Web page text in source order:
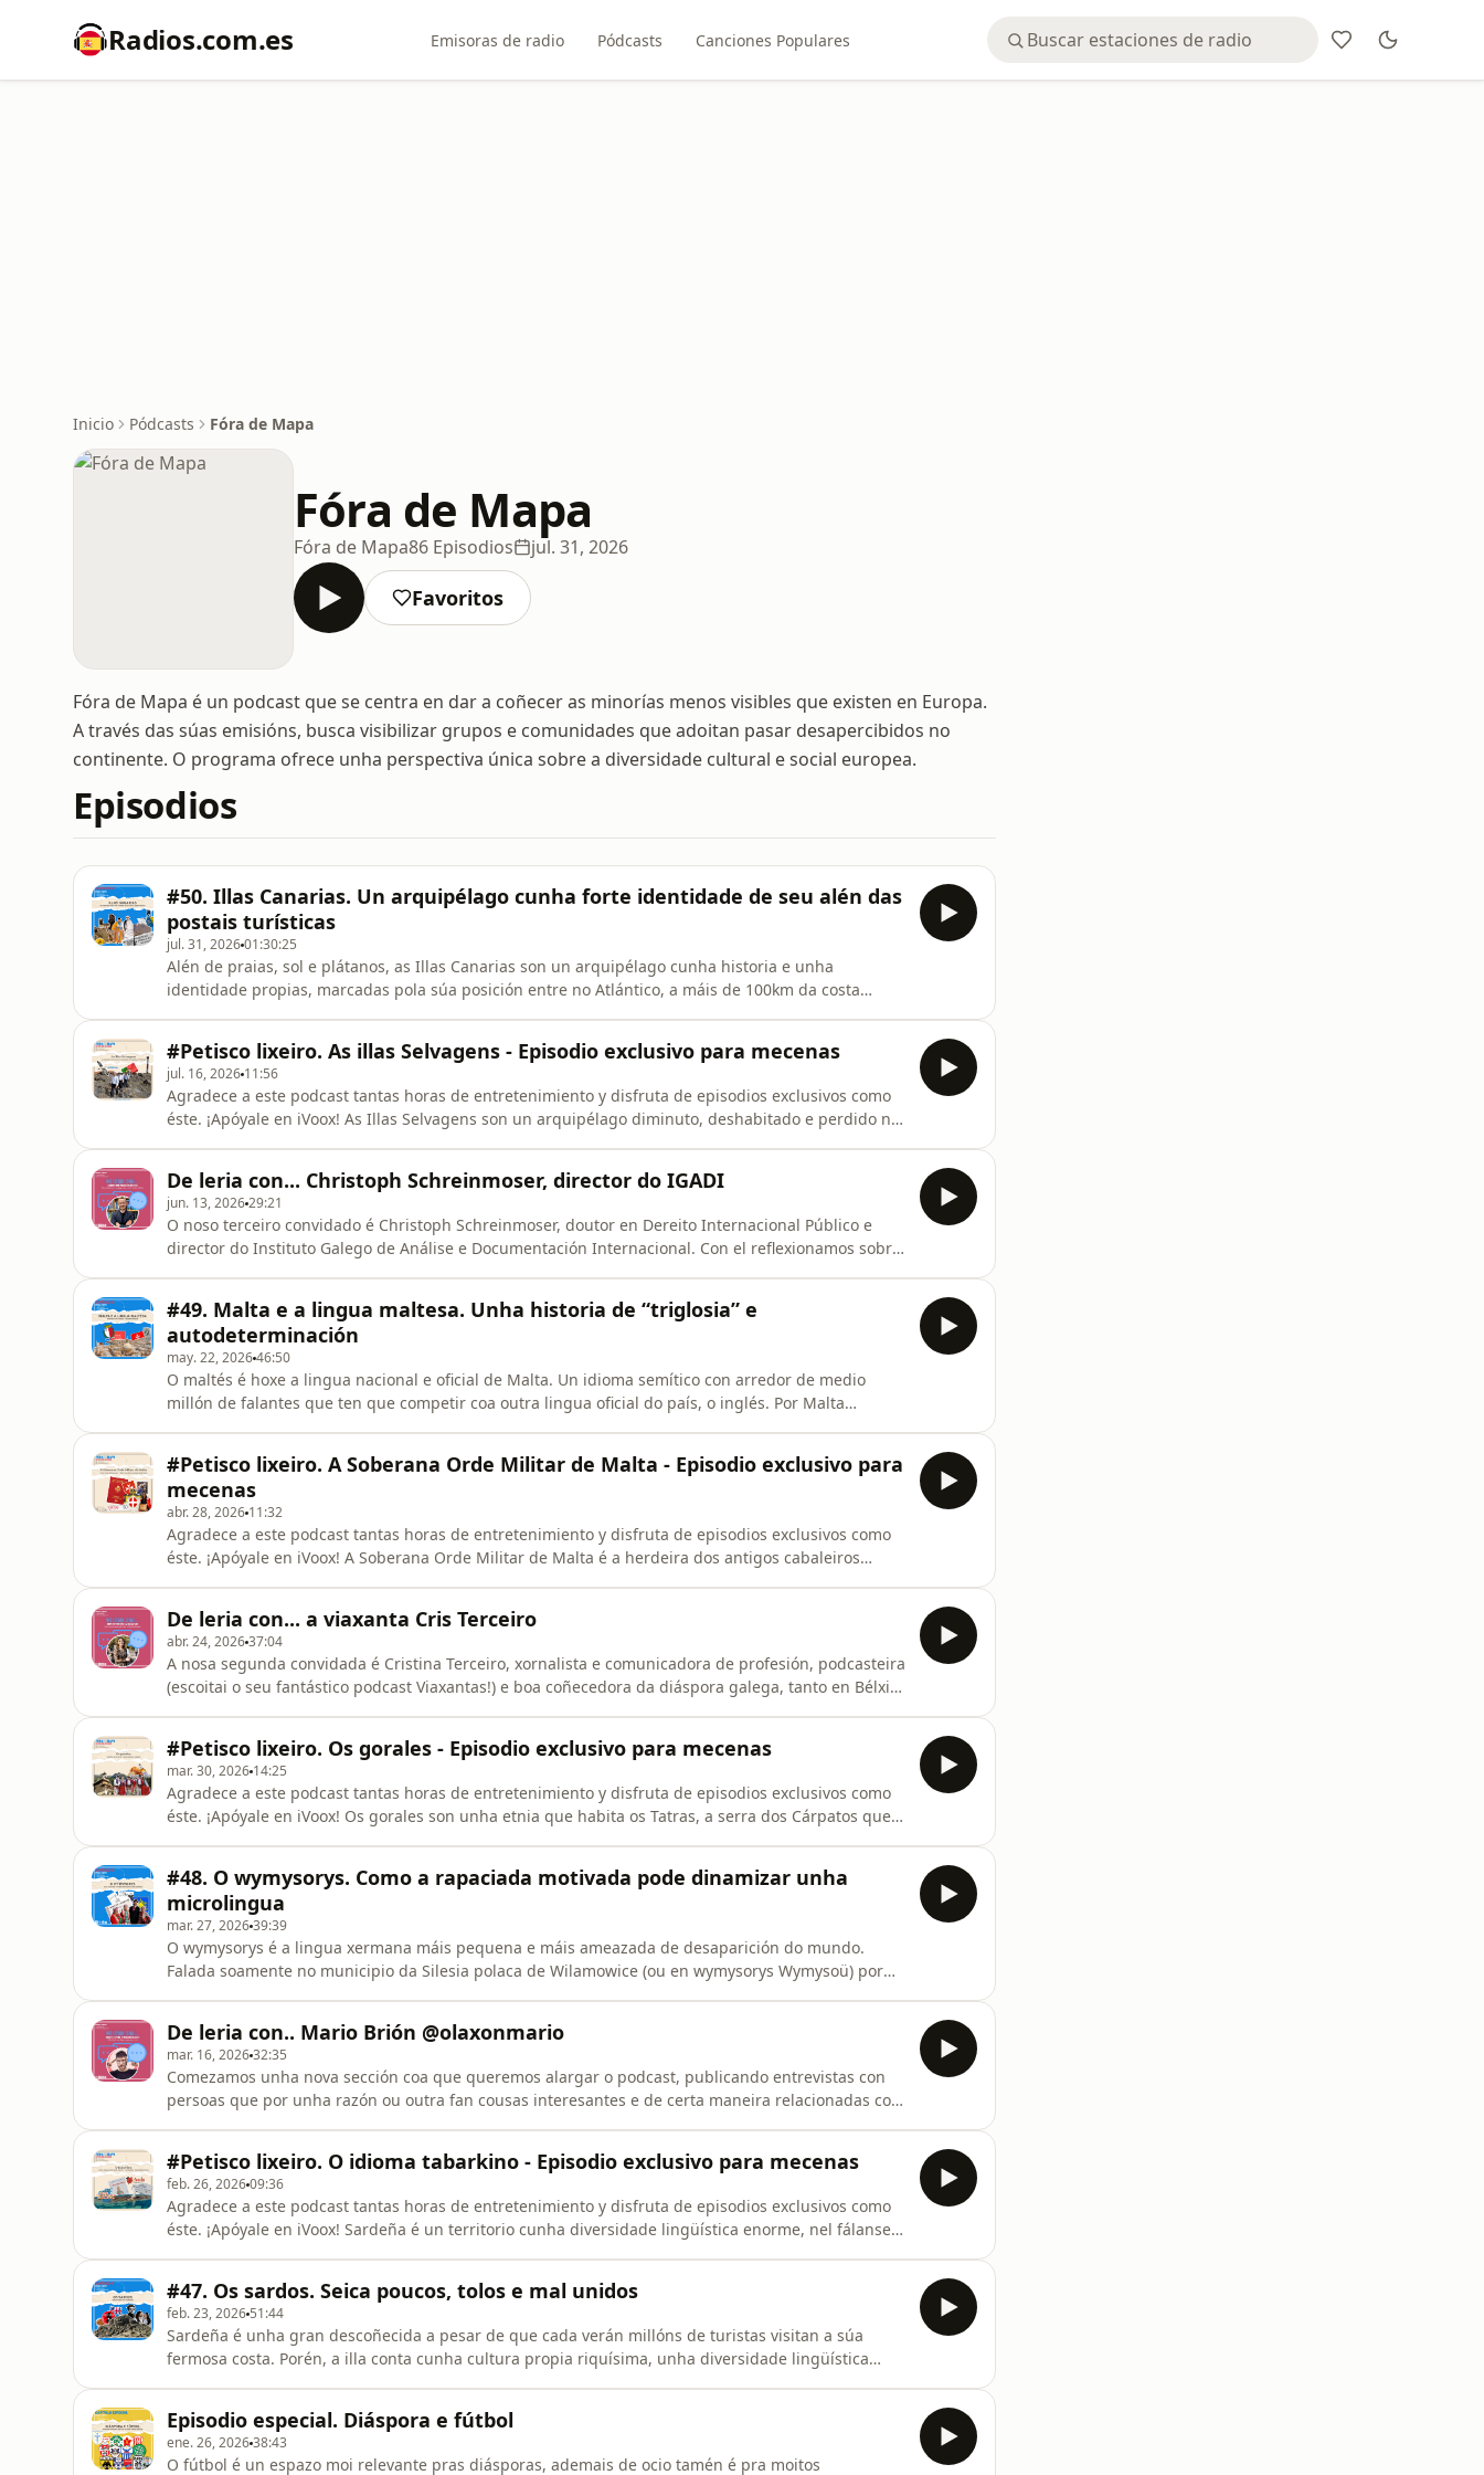
Radios.com.es Emisoras de radio Pódcasts Canciones Populares
Inicio Pódcasts Fóra de Mapa
Fóra de Mapa
Fóra de Mapa86 Episodios jul. 31, 2026
Favoritos
Fóra de Mapa é un podcast que se centra en dar a coñecer as minorías menos visibles que existen en Europa.
A través das súas emisións, busca visibilizar grupos e comunidades que adoitan pasar desapercibidos no
continente. O programa ofrece unha perspectiva única sobre a diversidade cultural e social europea.
Episodios
#50. Illas Canarias. Un arquipélago cunha forte identidade de seu alén das
postais turísticas
jul. 31, 202601:30:25
Alén de praias, sol e plátanos, as Illas Canarias son un arquipélago cunha historia e unha
identidade propias, marcadas pola súa posición entre no Atlántico, a máis de 100km da costa
colonialismo exercido sobre o a
#Petisco lixeiro. As illas Selvagens - Episodio exclusivo para mecenas
jul. 16, 2026 11:56
Agradece a este podcast tantas horas de entretenimiento y disfruta de episodios exclusivos como
éste. ¡Apóyale en iVoox! As Illas Selvagens son un arquipélago diminuto, deshabitado e perdido no
consideración como i
De leria con... Christoph Schreinmoser, director do IGADI
jun. 13, 202629:21
O noso terceiro convidado é Christoph Schreinmoser, doutor en Dereito Internacional Público e
director do Instituto Galego de Análise e Documentación Internacional. Con el reflexionamos sobre
Músicas: Happy to see
#49. Malta e a lingua maltesa. Unha historia de “triglosia” e
autodeterminación
may. 22, 202646:50
O maltés é hoxe a lingua nacional e oficial de Malta. Un idioma semítico con arredor de medio
millón de falantes que ten que competir coa outra lingua oficial do país, o inglés. Por Malta
do pobo, mentres que
#Petisco lixeiro. A Soberana Orde Militar de Malta - Episodio exclusivo para
mecenas
abr. 28, 2026 11:32
Agradece a este podcast tantas horas de entretenimiento y disfruta de episodios exclusivos como
éste. ¡Apóyale en iVoox! A Soberana Orde Militar de Malta é a herdeira dos antigos cabaleiros
peculiar: ten sede propia, cons
De leria con... a viaxanta Cris Terceiro
abr. 24, 202637:04
A nosa segunda convidada é Cristina Terceiro, xornalista e comunicadora de profesión, podcasteira
(escoitai o seu fantástico podcast Viaxantas!) e boa coñecedora da diáspora galega, tanto en Bélxica
emigración g
#Petisco lixeiro. Os gorales - Episodio exclusivo para mecenas
mar. 30, 2026 14:25
Agradece a este podcast tantas horas de entretenimiento y disfruta de episodios exclusivos como
éste. ¡Apóyale en iVoox! Os gorales son unha etnia que habita os Tatras, a serra dos Cárpatos que
de maneira isol
#48. O wymysorys. Como a rapaciada motivada pode dinamizar unha
microlingua
mar. 27, 202639:39
O wymysorys é a lingua xermana máis pequena e máis ameazada de desaparición do mundo.
Falada soamente no municipio da Silesia polaca de Wilamowice (ou en wymysorys Wymysoü) por
Socialista de Polonia e iso creou u
De leria con.. Mario Brión @olaxonmario
mar. 16, 202632:35
Comezamos unha nova sección coa que queremos alargar o podcast, publicando entrevistas con
persoas que por unha razón ou outra fan cousas interesantes e de certa maneira relacionadas coa
que habitualmente publica contidos
#Petisco lixeiro. O idioma tabarkino - Episodio exclusivo para mecenas
feb. 26, 202609:36
Agradece a este podcast tantas horas de entretenimiento y disfruta de episodios exclusivos como
éste. ¡Apóyale en iVoox! Sardeña é un territorio cunha diversidade lingüística enorme, nel fálanse
sassar
#47. Os sardos. Seica poucos, tolos e mal unidos
feb. 23, 2026 51:44
Sardeña é unha gran descoñecida a pesar de que cada verán millóns de turistas visitan a súa
fermosa costa. Porén, a illa conta cunha cultura propia riquísima, unha diversidade lingüística
forte diglosia aínda
Episodio especial. Diáspora e fútbol
ene. 26, 202638:43
O fútbol é un espazo moi relevante pras diásporas, ademais de ocio tamén é pra moitos